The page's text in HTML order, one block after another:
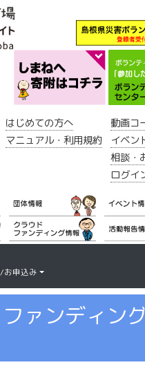
はじめての方へ
マニュアル・利用規約
動画コ
イベン
相談・
ログイ
お申込み
ァンディン